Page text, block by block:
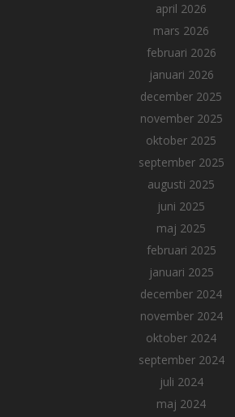
april 2026
mars 2026
februari 2026
januari 2026
december 2025
november 2025
oktober 2025
september 2025
augusti 2025
juni 2025
maj 2025
februari 2025
januari 2025
december 2024
november 2024
oktober 2024
september 2024
juli 2024
maj 2024